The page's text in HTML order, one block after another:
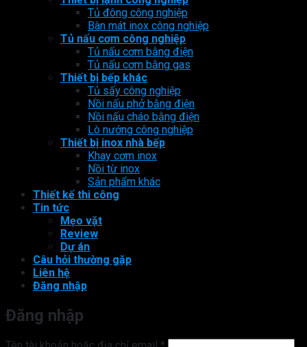
Tủ đông công nghiệp
Bàn mát inox công nghiệp
Tủ nấu cơm công nghiệp
Tủ nấu cơm bằng điện
Tủ nấu cơm bằng gas
Thiết bị bếp khác
Tủ sấy công nghiệp
Nồi nấu phở bằng điện
Nồi nấu cháo bằng điện
Lò nướng công nghiệp
Thiết bị inox nhà bếp
Khay cơm inox
Nồi từ inox
Sản phẩm khác
Thiết kế thi công
Tin tức
Mẹo vặt
Review
Dự án
Câu hỏi thường gặp
Liên hệ
Đăng nhập
Đăng nhập